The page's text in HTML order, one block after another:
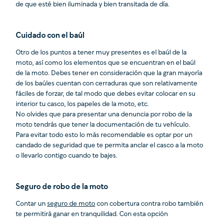
de que esté bien iluminada y bien transitada de día.
Cuidado con el baúl
Otro de los puntos a tener muy presentes es el baúl de la
moto, así como los elementos que se encuentran en el baúl
de la moto. Debes tener en consideración que la gran mayoría
de los baúles cuentan con cerraduras que son relativamente
fáciles de forzar, de tal modo que debes evitar colocar en su
interior tu casco, los papeles de la moto, etc.
No olvides que para presentar una denuncia por robo de la
moto tendrás que tener la documentación de tu vehículo.
Para evitar todo esto lo más recomendable es optar por un
candado de seguridad que te permita anclar el casco a la moto
o llevarlo contigo cuando te bajes.
Seguro de robo de la moto
Contar un seguro de moto con cobertura contra robo también
te permitirá ganar en tranquilidad. Con esta opción